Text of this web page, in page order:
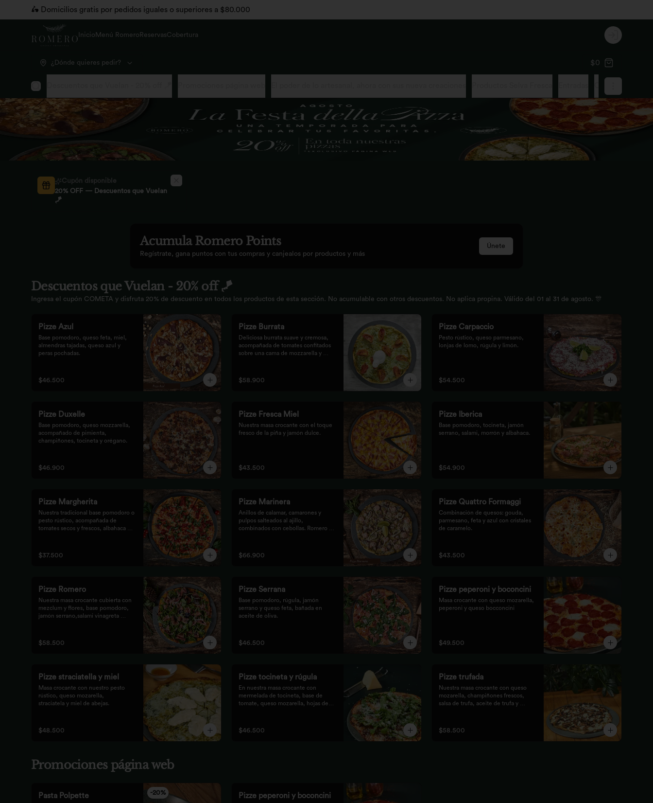
🛵 Domicilios gratis por pedidos iguales o superiores a $80.000
Inicio Menú Romero ReservasCobertura
Login
¿Dónde quieres pedir? $0
Cupón disponible
20% OFF — Descuentos que Vuelan
🪁
Acumula Romero Points
Regístrate, gana puntos con tus compras y canjealos por productos y más
Únete
Descuentos que Vuelan - 20% off 🪁
Ingresa el cupón COMETA y disfruta 20% de descuento en todos los productos de esta sección. No acumulable con otros descuentos. No aplica propina. Válido del 01 al 31 de agosto. 🎊
Pizze Azul
Base pomodoro, queso feta, miel,
almendras tajadas, queso azul y
peras pochadas.
$46.500
Pizze Burrata
Deliciosa burrata suave y cremosa,
acompañada de tomates confitados
sobre una cama de mozzarella y
$58.900
Pizze Carpaccio
Pesto rústico, queso parmesano,
lonjas de lomo, rúgula y limón.
$54.500
Pizze Duxelle
Base pomodoro, queso mozzarella,
acompañado de pimienta,
champiñones, tocineta y orégano.
$46.900
Pizze Fresca Miel
Nuestra masa crocante con el toque
fresco de la piña y jamón dulce.
$43.500
Pizze Iberica
Base pomodoro, tocineta, jamón
serrano, salami, morrón y albahaca.
$54.900
Pizze Margherita
Nuestra tradicional base pomodoro o
pesto rústico, acompañada de
tomates secos y frescos, albahaca y
$37.500
Pizze Marinera
Anillos de calamar, camarones y
pulpos salteados al ajillo,
combinados con cebollas. Romero al
$66.900
Pizze Quattro Formaggi
Combinación de quesos: gouda,
parmesano, feta y azul con cristales
de caramelo.
$43.500
Pizze Romero
Nuestra masa crocante cubierta con
mezclum y flores, base pomodoro,
jamón serrano,salami vinagreta
$58.500
Pizze Serrana
Base pomodoro, rúgula, jamón
serrano y queso feta, bañada en
aceite de oliva.
$46.500
Pizze peperoni y boconcini
Masa crocante con queso mozarella,
peperoni y queso bocconcini
$49.500
Pizze straciatella y miel
Masa crocante con nuestro pesto
rústico, queso mozarella,
straciatela y miel de abejas.
$48.500
Pizze tocineta y rúgula
En nuestra masa crocante con
mermelada de tocineta, base de
tomate, queso mozarella, hojas de
$46.500
Pizze trufada
Nuestra masa crocante con queso
mozarella, champiñones frescos,
salsa de trufa, aceite de trufa y
$58.500
Promociones página web
-20%
Pasta Polpette Pizze peperoni y boconcini